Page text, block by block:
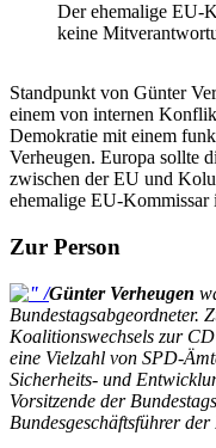
Der ehemalige EU-
keine
Standpunkt von Günter
einem von internen
Demokratie mit einem
Verheugen. Europa sollte
zwischen der EU und
ehemalige EU-
Zur Person
Günter Verheugen
Bundestagsabgeordneter.
Koalitionswechsels zur
eine Vielzahl von SPD-
Sicherheits- und
Vorsitzende der
Bundesgeschäftsführer